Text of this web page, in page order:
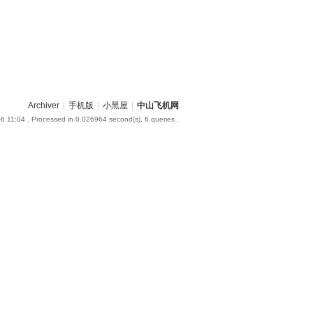
Archiver 手机版 小黑屋 中山飞机网
11:04 , Processed in 0.026964 second(s), 6 queries .